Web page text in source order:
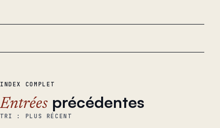
INDEX COMPLET
Entrées précédentes
TRI : PLUS RÉCENT